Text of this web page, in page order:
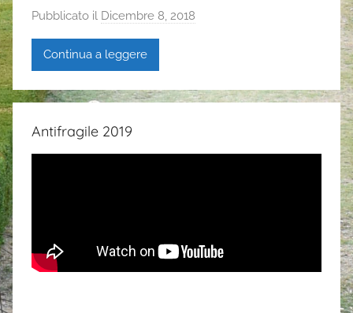
Pubblicato il Dicembre 8, 2018
i
Continua a leggere
Antifragile 2019